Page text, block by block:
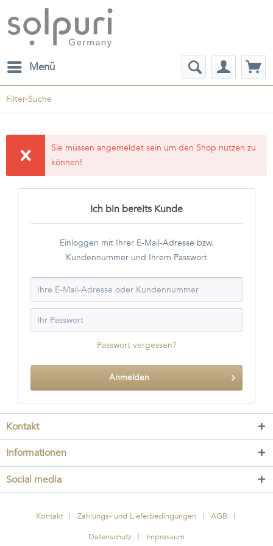
Menü
Filter-Suche
Sie müssen angemeldet sein um den Shop nutzen zu
können!
Ich bin bereits Kunde
Einloggen mit Ihrer E-Mail-Adresse bzw.
Kundennummer und Ihrem Passwort
Passwort vergessen?
Anmelden
Kontakt
Informationen
Social media
Kontakt Zahlungs- und Lieferbedingungen
AGB
Datenschutz
Impressum